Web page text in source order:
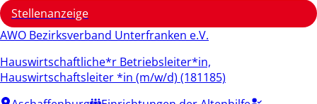
Stellenanzeige
AWO Bezirksverband Unterfranken e.V.
Hauswirtschaftliche*r Betriebsleiter*in,
Hauswirtschaftsleiter *in (m/w/d) (181185)